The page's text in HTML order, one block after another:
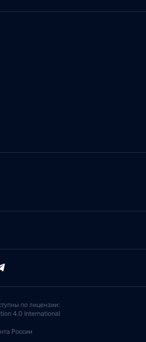
по лицензии:
4.0 International
России